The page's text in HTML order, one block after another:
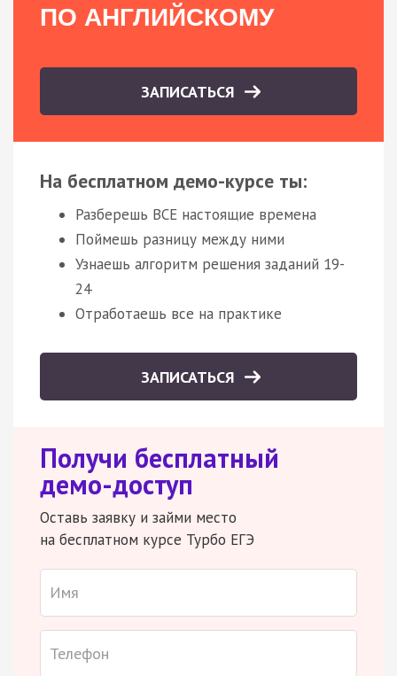
ПО АНГЛИЙСКОМУ
ЗАПИСАТЬСЯ
На бесплатном демо-курсе ты:
Разберешь ВСЕ настоящие времена
Поймешь разницу между ними
Узнаешь алгоритм решения заданий 19-
24
Отработаешь все на практике
ЗАПИСАТЬСЯ
Получи бесплатный
демо-доступ
Оставь заявку и займи место
на бесплатном курсе Турбо ЕГЭ